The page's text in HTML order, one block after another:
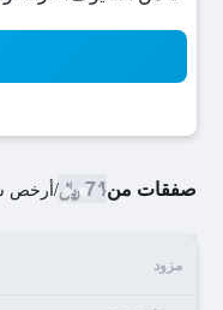
صفقات من74 ﷼ /أرخص
مزود